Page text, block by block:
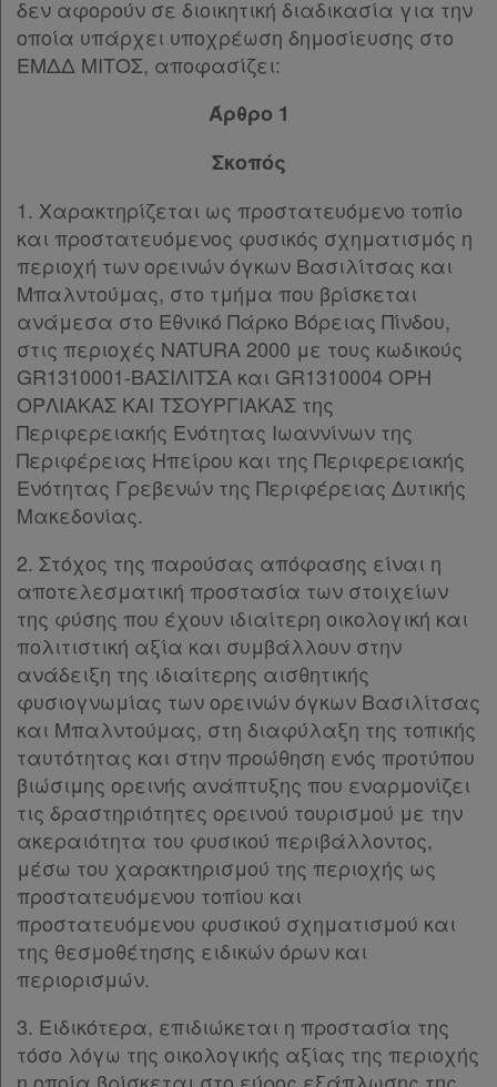
Απόκτηση
Συνδρομής
συνδρομή
Ομαδικά
πακέτα
Παροχές
σε
συνδρομητές
Ενεργοί
συνδρομητές
Τα
αγαπημένα
μου
Οι
σημειώσεις
μου
Ψάχνω
και
δε
βρίσκω
δεν αφορούν σε διοικητική διαδικασία για την
οποία υπάρχει υποχρέωση δημοσίευσης στο
ΕΜΔΔ ΜΙΤΟΣ, αποφασίζει:
Άρθρο 1
Σκοπός
1. Χαρακτηρίζεται ως προστατευόμενο τοπίο
και προστατευόμενος φυσικός σχηματισμός η
περιοχή των ορεινών όγκων Βασιλίτσας και
Μπαλντούμας, στο τμήμα που βρίσκεται
ανάμεσα στο Εθνικό Πάρκο Βόρειας Πίνδου,
στις περιοχές NATURA 2000 με τους κωδικούς
GR1310001-ΒΑΣΙΛΙΤΣΑ και GR1310004 ΟΡΗ
ΟΡΛΙΑΚΑΣ ΚΑΙ ΤΣΟΥΡΓΙΑΚΑΣ της
Περιφερειακής Ενότητας Ιωαννίνων της
Περιφέρειας Ηπείρου και της Περιφερειακής
Ενότητας Γρεβενών της Περιφέρειας Δυτικής
Μακεδονίας.
2. Στόχος της παρούσας απόφασης είναι η
αποτελεσματική προστασία των στοιχείων
της φύσης που έχουν ιδιαίτερη οικολογική και
πολιτιστική αξία και συμβάλλουν στην
ανάδειξη της ιδιαίτερης αισθητικής
φυσιογνωμίας των ορεινών όγκων Βασιλίτσας
και Μπαλντούμας, στη διαφύλαξη της τοπικής
ταυτότητας και στην προώθηση ενός προτύπου
βιώσιμης ορεινής ανάπτυξης που εναρμονίζει
τις δραστηριότητες ορεινού τουρισμού με την
ακεραιότητα του φυσικού περιβάλλοντος,
μέσω του χαρακτηρισμού της περιοχής ως
προστατευόμενου τοπίου και
προστατευόμενου φυσικού σχηματισμού και
της θεσμοθέτησης ειδικών όρων και
περιορισμών.
3. Ειδικότερα, επιδιώκεται η προστασία της
τόσο λόγω της οικολογικής αξίας της περιοχής